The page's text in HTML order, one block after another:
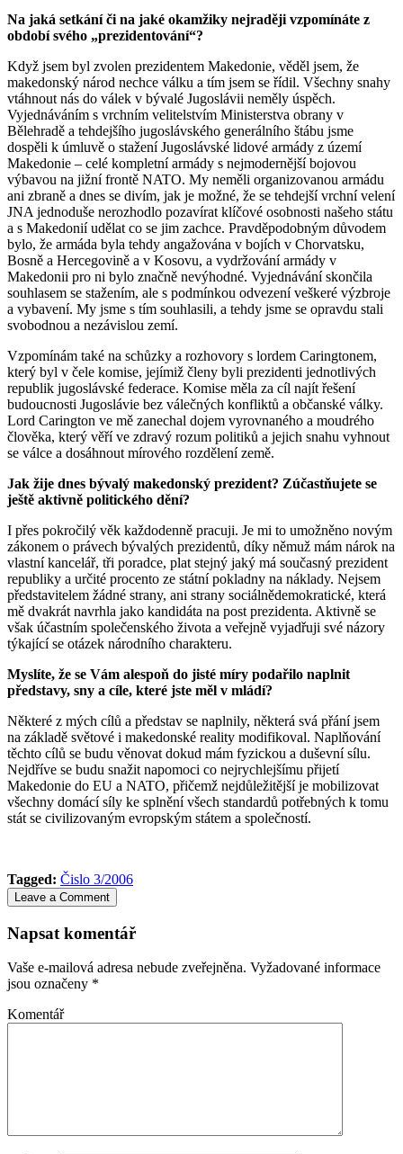
Na jaká setkání či na jaké okamžiky nejraději vzpomí­náte z
období svého „prezidentování“?
Když jsem byl zvolen prezidentem Makedonie, věděl jsem, že
makedonský národ nechce válku a tím jsem se řídil. Všechny snahy
vtáhnout nás do válek v bývalé Ju­goslávii neměly úspěch.
Vyjednáváním s vrchním velitelstvím Ministerstva obrany v
Bělehradě a tehdejšího jugoslávského generálního štábu jsme
dospěli k úmluvě o stažení Jugoslávské lidové armády z území
Makedonie – celé kompletní armády s nejmodernější bojovou
výbavou na jižní frontě NATO. My neměli organizovanou armádu
ani zbraně a dnes se divím, jak je možné, že se tehdejší vrchní velení
JNA jednoduše nerozhodlo pozavírat klí­čové osobnosti našeho státu
a s Makedonií udělat co se jim zachce. Pravděpodobným důvodem
bylo, že armáda byla tehdy angažována v bojích v Chorvatsku,
Bosně a Her­cegovině a v Kosovu, a vydržování armády v
Makedonii pro ni bylo značně nevýhodné. Vyjednávání skončila
souhlasem se stažením, ale s podmínkou odvezení veškeré výzbroje
a vybavení. My jsme s tím souhlasili, a tehdy jsme se opravdu stali
svobodnou a nezávislou zemí.
Vzpomínám také na schůzky a rozhovory s lordem Ca­ringtonem,
který byl v čele komise, jejímiž členy byli pre­zidenti jednotlivých
republik jugoslávské federace. Komise měla za cíl najít řešení
budoucnosti Jugo­slávie bez válečných konfliktů a občanské války.
Lord Ca­ring­ton ve mě zanechal dojem vyrovnaného a moud­rého
člo­věka, který věří ve zdravý rozum politiků a jejich snahu vyhnout
se válce a dosáhnout mírového rozdělení země.
Jak žije dnes bývalý makedonský prezident? Zúčast­ňu­jete se
ještě aktivně politického dění?
I přes pokročilý věk každodenně pracuji. Je mi to umož­něno novým
zákonem o právech bývalých prezidentů, díky němuž mám nárok na
vlastní kancelář, tři poradce, plat stejný jaký má současný prezident
republiky a ur­čité procento ze státní pokladny na náklady. Nejsem
představitelem žádné strany, ani strany sociálnědemo­kratické, která
mě dvakrát navrhla jako kandidáta na post prezidenta. Aktivně se
však účastním společenského života a veřejně vyjadřuji své názory
týkající se otázek národního charakteru.
Myslíte, že se Vám alespoň do jisté míry podařilo naplnit
představy, sny a cíle, které jste měl v mládí?
Některé z mých cílů a představ se naplnily, některá svá přání jsem
na základě světové i makedonské reality mo­difikoval. Naplňování
těchto cílů se budu věnovat dokud mám fyzickou a duševní sílu.
Nejdříve se budu snažit napomoci co nejrychlejšímu přijetí
Makedonie do EU a NATO, přičemž nejdůležitější je mobilizovat
všechny domácí síly ke splnění všech standardů potřebných k tomu
stát se civilizovaným evropským státem a společností.
Tagged: Čislo 3/2006
Leave a Comment
Napsat komentář
Vaše e-mailová adresa nebude zveřejněna. Vyžadované informace
jsou označeny *
Komentář